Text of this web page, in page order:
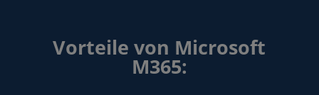
Vorteile von Microsoft
M365: